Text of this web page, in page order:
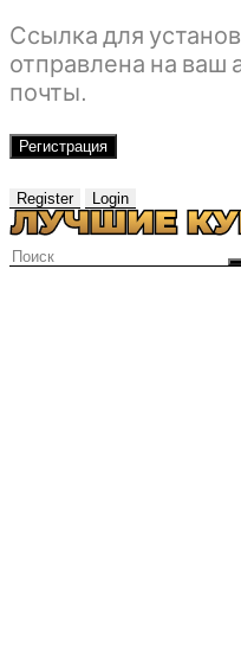
Ссылка для
отправлена ​​на ваш
почты.
Регистрация
Register Login